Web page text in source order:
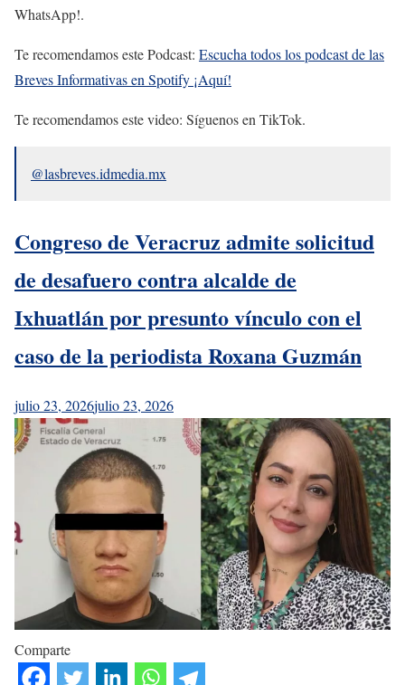
WhatsApp!.
Te recomendamos este Podcast: Escucha todos los podcast de las
Breves Informativas en Spotify ¡Aquí!
Te recomendamos este video: Síguenos en TikTok.
@lasbreves.idmedia.mx
Congreso de Veracruz admite solicitud
de desafuero contra alcalde de
Ixhuatlán por presunto vínculo con el
caso de la periodista Roxana Guzmán
julio 23, 2026julio 23, 2026
Comparte